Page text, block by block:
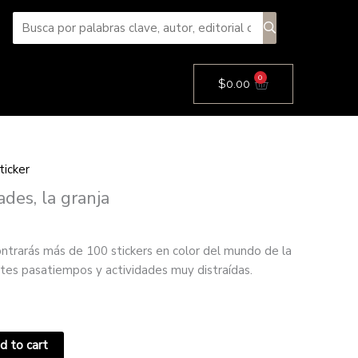
$0.00 0 Cart
la granja
más de 100 stickers en color del mundo de la
pasatiempos y actividades muy distraídas.
to cart